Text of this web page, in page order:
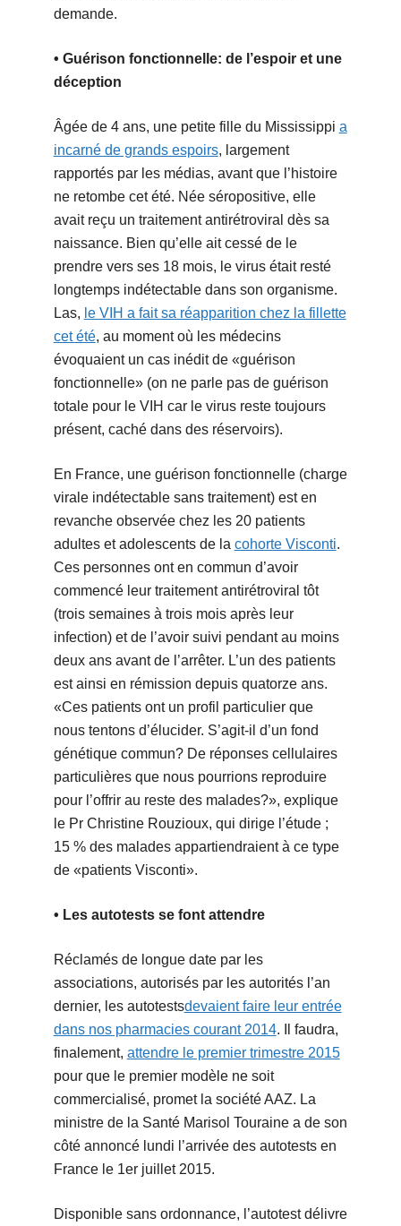
demande.
• Guérison fonctionnelle: de l’espoir et une
déception
Âgée de 4 ans, une petite fille du Mississippi a
incarné de grands espoirs, largement
rapportés par les médias, avant que l’histoire
ne retombe cet été. Née séropositive, elle
avait reçu un traitement antirétroviral dès sa
naissance. Bien qu’elle ait cessé de le
prendre vers ses 18 mois, le virus était resté
longtemps indétectable dans son organisme.
Las, le VIH a fait sa réapparition chez la fillette
cet été, au moment où les médecins
évoquaient un cas inédit de «guérison
fonctionnelle» (on ne parle pas de guérison
totale pour le VIH car le virus reste toujours
présent, caché dans des réservoirs).
En France, une guérison fonctionnelle (charge
virale indétectable sans traitement) est en
revanche observée chez les 20 patients
adultes et adolescents de la cohorte Visconti.
Ces personnes ont en commun d’avoir
commencé leur traitement antirétroviral tôt
(trois semaines à trois mois après leur
infection) et de l’avoir suivi pendant au moins
deux ans avant de l’arrêter. L’un des patients
est ainsi en rémission depuis quatorze ans.
«Ces patients ont un profil particulier que
nous tentons d’élucider. S’agit-il d’un fond
génétique commun? De réponses cellulaires
particulières que nous pourrions reproduire
pour l’offrir au reste des malades?», explique
le Pr Christine Rouzioux, qui dirige l’étude ;
15 % des malades appartiendraient à ce type
de «patients Visconti».
• Les autotests se font attendre
Réclamés de longue date par les
associations, autorisés par les autorités l’an
dernier, les autotestsdevaient faire leur entrée
dans nos pharmacies courant 2014. Il faudra,
finalement, attendre le premier trimestre 2015
pour que le premier modèle ne soit
commercialisé, promet la société AAZ. La
ministre de la Santé Marisol Touraine a de son
côté annoncé lundi l’arrivée des autotests en
France le 1er juillet 2015.
Disponible sans ordonnance, l’autotest délivre